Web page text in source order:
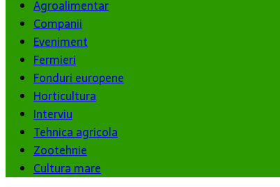
Agroalimentar
Companii
Eveniment
Fermieri
Fonduri europene
Horticultura
Interviu
Tehnica agricola
Zootehnie
Cultura mare